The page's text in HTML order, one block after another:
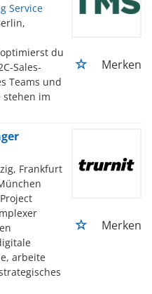
Service
du
Sales-
Teams und
stehen im
Merken
Frankfurt
arbeite
Merken